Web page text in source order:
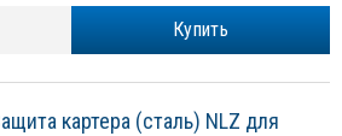
Купить
картера (сталь) NLZ для